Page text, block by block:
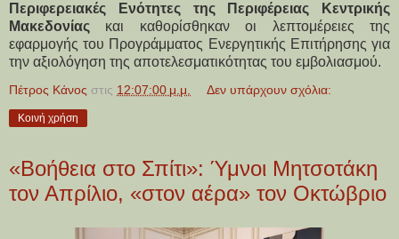
Περιφερειακές Ενότητες της Περιφέρειας Κεντρικής
Μακεδονίας και καθορίσθηκαν οι λεπτομέρειες της
εφαρμογής του Προγράμματος Ενεργητικής Επιτήρησης για
την αξιολόγηση της αποτελεσματικότητας του εμβολιασμού.
Πέτρος Κάνος στις 12:07:00 μ.μ. Δεν υπάρχουν σχόλια:
Κοινή χρήση
«Βοήθεια στο Σπίτι»: Ύμνοι Μητσοτάκη
τον Απρίλιο, «στον αέρα» τον Οκτώβριο